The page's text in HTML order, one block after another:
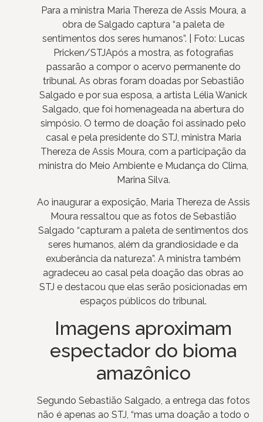
Para a ministra Maria Thereza de Assis Moura, a
obra de Salgado captura “a paleta de
sentimentos dos seres humanos”. | Foto: Lucas
Pricken/STJApós a mostra, as fotografias
passarão a compor o acervo permanente do
tribunal. As obras foram doadas por Sebastião
Salgado e por sua esposa, a artista Lélia Wanick
Salgado, que foi homenageada na abertura do
simpósio. O termo de doação foi assinado pelo
casal e pela presidente do STJ, ministra Maria
Thereza de Assis Moura, com a participação da
ministra do Meio Ambiente e Mudança do Clima,
Marina Silva.
Ao inaugurar a exposição, Maria Thereza de Assis
Moura ressaltou que as fotos de Sebastião
Salgado “capturam a paleta de sentimentos dos
seres humanos, além da grandiosidade e da
exuberância da natureza”. A ministra também
agradeceu ao casal pela doação das obras ao
STJ e destacou que elas serão posicionadas em
espaços públicos do tribunal.
Imagens aproximam
espectador do bioma
amazônico
Segundo Sebastião Salgado, a entrega das fotos
não é apenas ao STJ, “mas uma doação a todo o